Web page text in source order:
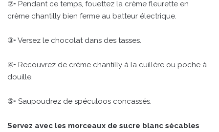
②• Pendant ce temps, fouettez la crème fleurette en
crème chantilly bien ferme au batteur électrique.
③• Versez le chocolat dans des tasses.
④• Recouvrez de crème chantilly à la cuillère ou poche à
douille.
⑤• Saupoudrez de spéculoos concassés.
Servez avec les morceaux de sucre blanc sécables